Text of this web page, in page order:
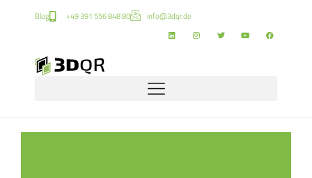
Blog +49 391 556 848 80 info@3dqr.de